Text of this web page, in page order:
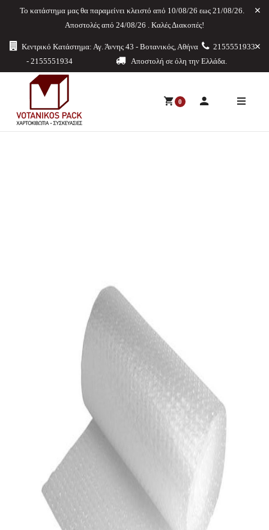
Το κατάστημα μας θα παραμείνει κλειστό από 10/08/26 εως 21/08/26.
Aποστολές από 24/08/26 . Καλές Διακοπές!
Κεντρικό Κατάστημα: Αγ. Άννης 43 - Βοτανικός, Αθήνα
2155551933
- 2155551934
Αποστολή σε όλη την Ελλάδα.
0